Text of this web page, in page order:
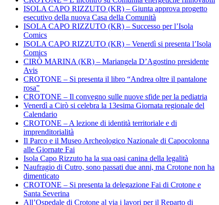
ISOLA CAPO RIZZUTO (KR) – Giunta approva progetto
esecutivo della nuova Casa della Comunità
ISOLA CAPO RIZZUTO (KR) – Successo per l’Isola
Comics
ISOLA CAPO RIZZUTO (KR) – Venerdì si presenta l’Isola
Comics
CIRÒ MARINA (KR) – Mariangela D’Agostino presidente
Avis
CROTONE – Si presenta il libro “Andrea oltre il pantalone
rosa”
CROTONE – Il convegno sulle nuove sfide per la pediatria
Venerdì a Cirò si celebra la 13esima Giornata regionale del
Calendario
CROTONE – A lezione di identità territoriale e di
imprenditorialità
Il Parco e il Museo Archeologico Nazionale di Capocolonna
alle Giornate Fai
Isola Capo Rizzuto ha la sua oasi canina della legalità
Naufragio di Cutro, sono passati due anni, ma Crotone non ha
dimenticato
CROTONE – Si presenta la delegazione Fai di Crotone e
Santa Severina
All’Ospedale di Crotone al via i lavori per il Reparto di